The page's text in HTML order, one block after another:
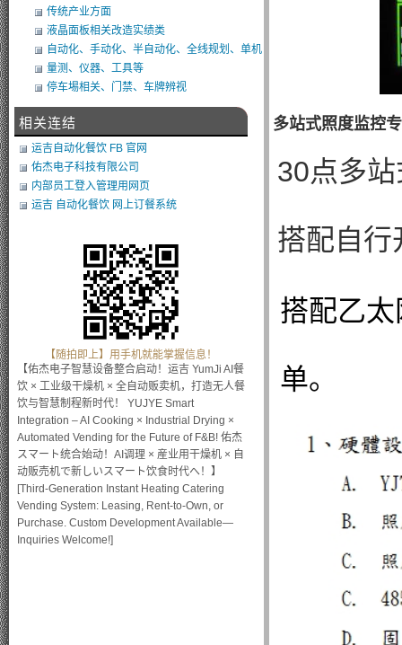
多站式照度监控
30点多
搭配自行
搭配乙
单。
传统产业方面
液晶面板相关改造实绩类
自动化、手动化、半自动化、全线规划、单机
类改造
量测、仪器、工具等
停车埸相关、门禁、车牌辨视
相关连结
运吉自动化餐饮 FB 官网
佑杰电子科技有限公司
内部员工登入管理用网页
运吉 自动化餐饮 网上订餐系统
【随拍即上】用手机就能掌握信息！
【佑杰电子智慧设备整合启动！运吉 YumJi AI餐
饮 × 工业级干燥机 × 全自动贩卖机，打造无人餐
饮与智慧制程新时代！ YUJYE Smart
Integration – AI Cooking × Industrial Drying ×
Automated Vending for the Future of F&B! 佑杰
スマート统合始动！AI调理 × 産业用干燥机 × 自
动贩売机で新しいスマート饮食时代へ！】
[Third-Generation Instant Heating Catering
Vending System: Leasing, Rent-to-Own, or
Purchase. Custom Development Available—
Inquiries Welcome!]